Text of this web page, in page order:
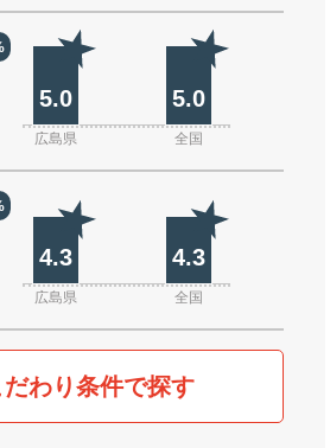
5.0 5.0
広島県 全国
4.3 4.3
広島県 全国
だわり条件で探す